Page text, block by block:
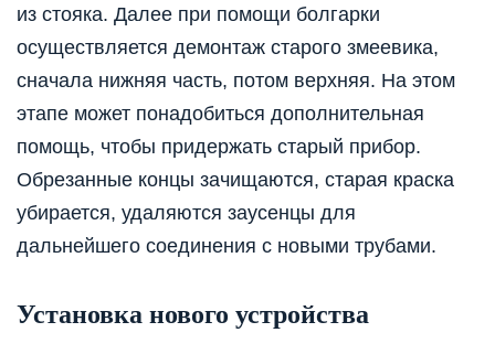
из стояка. Далее при помощи болгарки
осуществляется демонтаж старого змеевика,
сначала нижняя часть, потом верхняя. На этом
этапе может понадобиться дополнительная
помощь, чтобы придержать старый прибор.
Обрезанные концы зачищаются, старая краска
убирается, удаляются заусенцы для
дальнейшего соединения с новыми трубами.
Установка нового устройства